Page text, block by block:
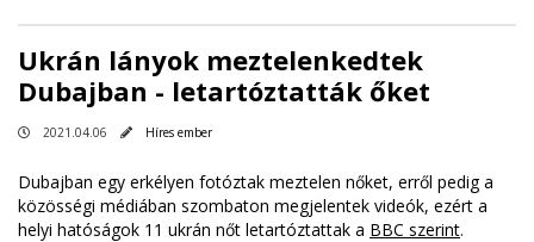
Ukrán lányok meztelenkedtek
Dubajban - letartóztatták őket
2021.04.06 Híres ember
Dubajban egy erkélyen fotóztak meztelen nőket, erről pedig a
közösségi médiában szombaton megjelentek videók, ezért a
helyi hatóságok 11 ukrán nőt letartóztattak a BBC szerint.